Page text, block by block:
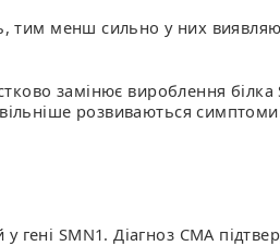
тим менш сильно у них
замінює вироблення
розвиваються
SMN1. Діагноз СМА